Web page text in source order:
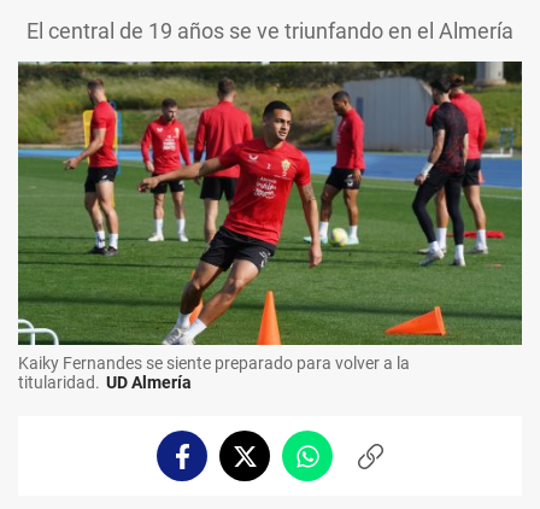
El central de 19 años se ve triunfando en el Almería
Kaiky Fernandes se siente preparado para volver a la
titularidad. UD Almería
FacebookTwitterWhatsappCopiar